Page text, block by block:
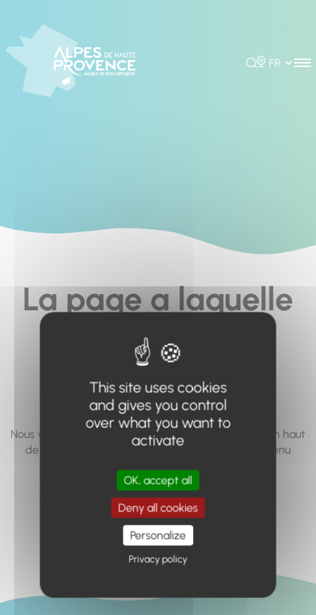
Rechercher
Choisir la
La page a laquelle
vous cherchez à
accéder n'existe
pas... ou plus.
Nous vous invitons à utiliser le moteur de recherche en haut
de page, ou à utiliser le menu pour trouver le contenu
Retour à l'accueil
This site uses cookies
and gives you control
over what you want to
activate
OK, accept all
Deny all cookies
Personalize
Privacy policy